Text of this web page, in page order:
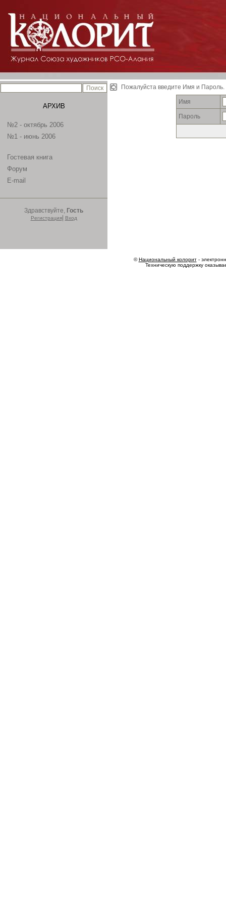
АРХИВ
№2 - октябрь 2006
№1 - июнь 2006
Гостевая книга
Форум
E-mail
Здравствуйте, Гость
Регистрация| Вход
Пожалуйста введите Имя и Пароль.
Имя
Пароль
©Национальный колорит-
Техническую поддержку